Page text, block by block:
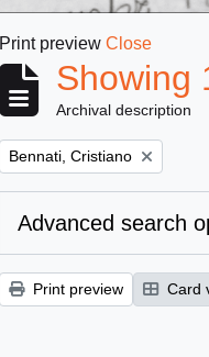
Print preview Close
Showing
Archival description
Remove filter:
Bennati, Cristiano
Advanced search
Print preview Card